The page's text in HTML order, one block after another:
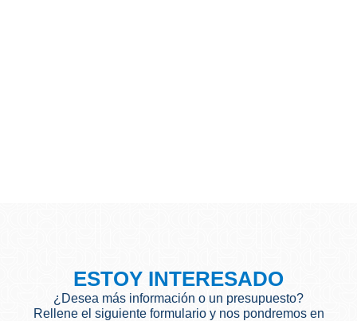
ESTOY INTERESADO
¿Desea más información o un presupuesto?
Rellene el siguiente formulario y nos pondremos en